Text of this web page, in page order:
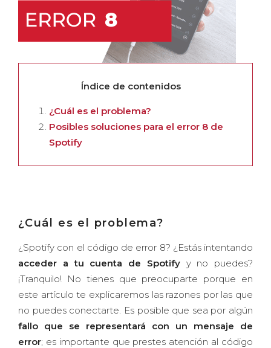
Índice de contenidos
¿Cuál es el problema?
Posibles soluciones para el error 8 de
Spotify
¿Cuál es el problema?
¿Spotify con el código de error 8? ¿Estás intentando
acceder a tu cuenta de Spotifyy no puedes?
¡Tranquilo! No tienes que preocuparte porque en
este artículo te explicaremos las razones por las que
no puedes conectarte. Es posible que sea por algún
fallo que se representará con un mensaje de
error; es importante que prestes atención al código